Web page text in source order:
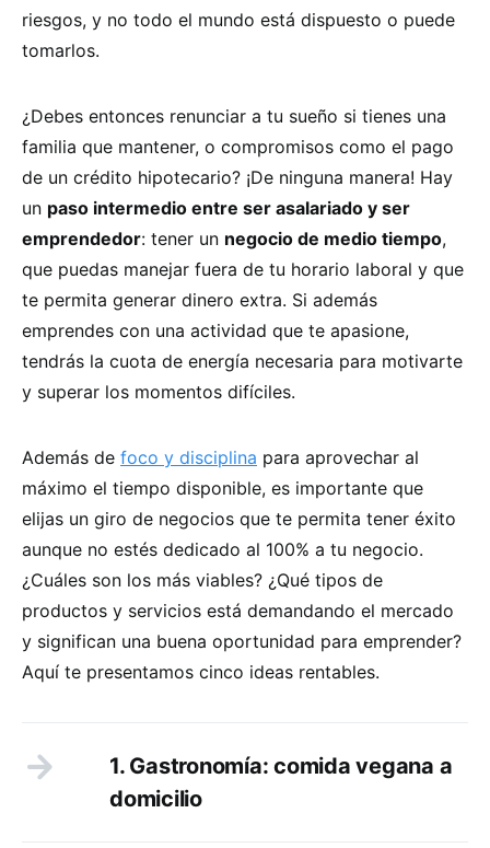
riesgos, y no todo el mundo está dispuesto o puede
tomarlos.
¿Debes entonces renunciar a tu sueño si tienes una
familia que mantener, o compromisos como el pago
de un crédito hipotecario? ¡De ninguna manera! Hay
un paso intermedio entre ser asalariado y ser
emprendedor: tener un negocio de medio tiempo,
que puedas manejar fuera de tu horario laboral y que
te permita generar dinero extra. Si además
emprendes con una actividad que te apasione,
tendrás la cuota de energía necesaria para motivarte
y superar los momentos difíciles.
Además de foco y disciplina para aprovechar al
máximo el tiempo disponible, es importante que
elijas un giro de negocios que te permita tener éxito
aunque no estés dedicado al 100% a tu negocio.
¿Cuáles son los más viables? ¿Qué tipos de
productos y servicios está demandando el mercado
y significan una buena oportunidad para emprender?
Aquí te presentamos cinco ideas rentables.
1. Gastronomía: comida vegana a
domicilio